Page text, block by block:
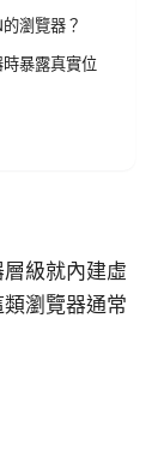
瀏覽器？
暴露真實位
級就內建虛
瀏覽器通常